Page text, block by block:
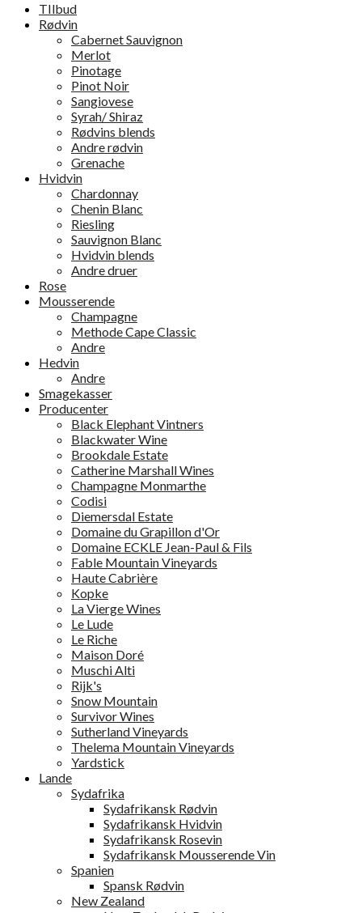
TIlbud
Rødvin
Cabernet Sauvignon
Merlot
Pinotage
Pinot Noir
Sangiovese
Syrah/ Shiraz
Rødvins blends
Andre rødvin
Grenache
Hvidvin
Chardonnay
Chenin Blanc
Riesling
Sauvignon Blanc
Hvidvin blends
Andre druer
Rose
Mousserende
Champagne
Methode Cape Classic
Andre
Hedvin
Andre
Smagekasser
Producenter
Black Elephant Vintners
Blackwater Wine
Brookdale Estate
Catherine Marshall Wines
Champagne Monmarthe
Codisi
Diemersdal Estate
Domaine du Grapillon d'Or
Domaine ECKLE Jean-Paul & Fils
Fable Mountain Vineyards
Haute Cabrière
Kopke
La Vierge Wines
Le Lude
Le Riche
Maison Doré
Muschi Alti
Rijk's
Snow Mountain
Survivor Wines
Sutherland Vineyards
Thelema Mountain Vineyards
Yardstick
Lande
Sydafrika
Sydafrikansk Rødvin
Sydafrikansk Hvidvin
Sydafrikansk Rosevin
Sydafrikansk Mousserende Vin
Spanien
Spansk Rødvin
New Zealand